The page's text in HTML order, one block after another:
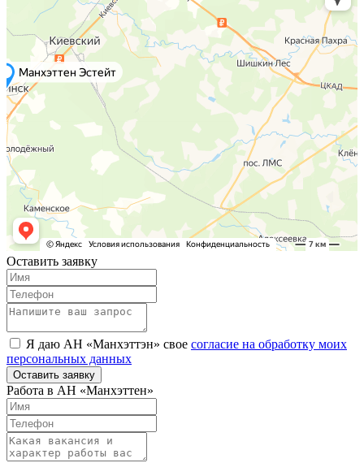
Оставить заявку
Я даю АН «Манхэттэн» свое согласие на обработку моих
персональных данных
Оставить заявку
Работа в АН «Манхэттен»